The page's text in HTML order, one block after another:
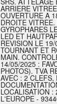
ARRIERE
OUVERTURE A
DROITE
GYROPHARES
LED ET
REVISION LE
TOURNANT ET
MAIN.
14/05/2025 :
PHOTOS). TVA
AVEC : 2
LOCALISATION :
L'EUROPE -